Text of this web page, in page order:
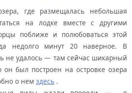
где размещалась небольшая
на лодке вместе с другими
поближе и полюбоваться этой
недолго минут 20 наверное. В
не удалось — там сейчас шикарный
он был построен на островке озера
о нем здесь .